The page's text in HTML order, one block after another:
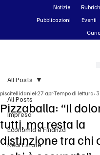
All Posts
Impresa
Economia e Finanza
Real Estate
All Posts
Pizzaballa: “Il
tutti, ma resta la
distinzione tra chi
piscitellidaniel 27 aprTempo di lettura:
Notizie
Pubblicazioni
Eventi